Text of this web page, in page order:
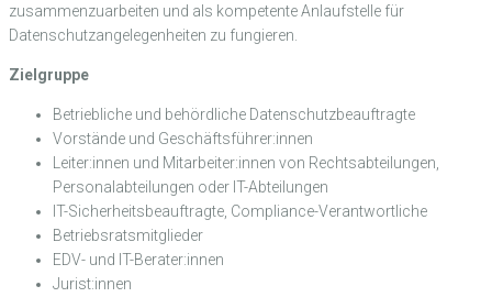
zusammenzuarbeiten und als kompetente Anlaufstelle für
Datenschutzangelegenheiten zu fungieren.
Zielgruppe
Betriebliche und behördliche Datenschutzbeauftragte
Vorstände und Geschäftsführer:innen
Leiter:innen und Mitarbeiter:innen von Rechtsabteilungen,
Personalabteilungen oder IT-Abteilungen
IT-Sicherheitsbeauftragte, Compliance-Verantwortliche
Betriebsratsmitglieder
EDV- und IT-Berater:innen
Jurist:innen